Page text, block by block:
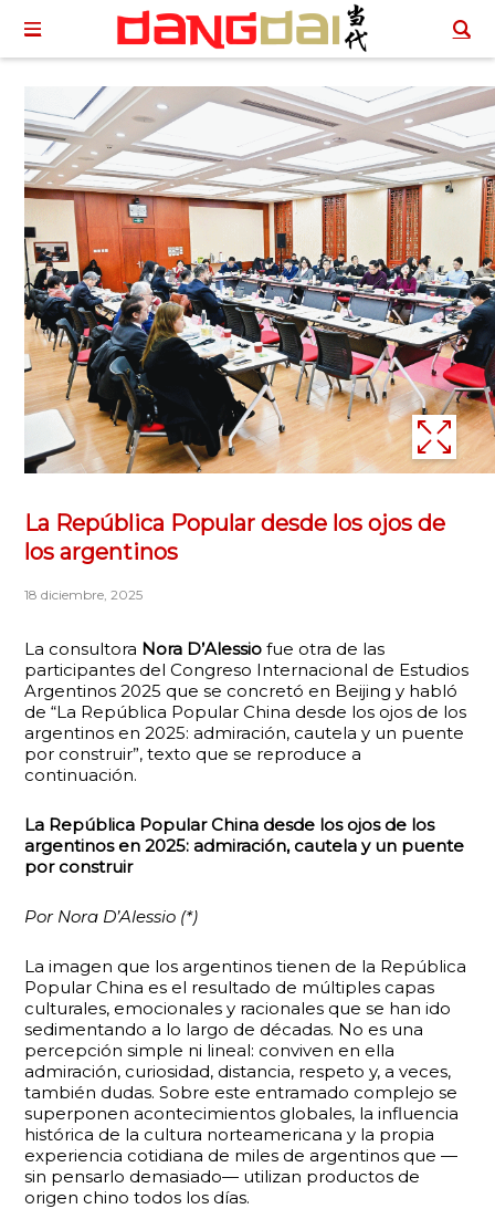
La República Popular desde los ojos de
los argentinos
18 diciembre, 2025
La consultora Nora D’Alessio fue otra de las
participantes del Congreso Internacional de Estudios
Argentinos 2025 que se concretó en Beijing y habló
de “La República Popular China desde los ojos de los
argentinos en 2025: admiración, cautela y un puente
por construir”, texto que se reproduce a
continuación.
La República Popular China desde los ojos de los
argentinos en 2025: admiración, cautela y un puente
por construir
Por Nora D’Alessio (*)
La imagen que los argentinos tienen de la República
Popular China es el resultado de múltiples capas
culturales, emocionales y racionales que se han ido
sedimentando a lo largo de décadas. No es una
percepción simple ni lineal: conviven en ella
admiración, curiosidad, distancia, respeto y, a veces,
también dudas. Sobre este entramado complejo se
superponen acontecimientos globales, la influencia
histórica de la cultura norteamericana y la propia
experiencia cotidiana de miles de argentinos que —
sin pensarlo demasiado— utilizan productos de
origen chino todos los días.